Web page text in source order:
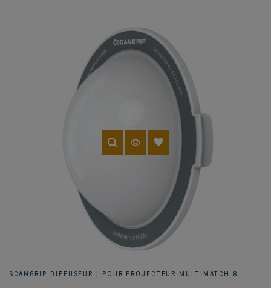
(1 avis)
SCANGRIP DIFFUSEUR | POUR PROJECTEUR MULTIMATCH 8